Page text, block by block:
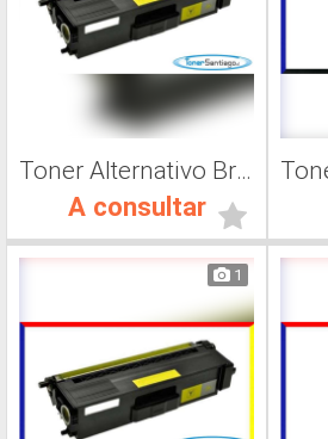
Toner Alternativo Brother TN 419K, Impresora Láser
A consultar
1